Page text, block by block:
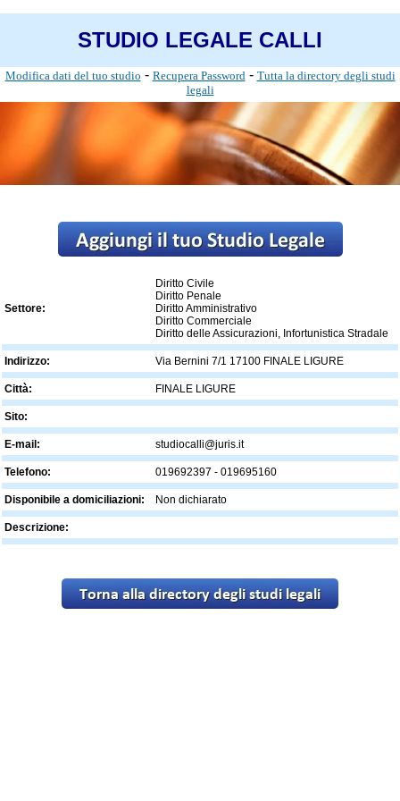
STUDIO LEGALE CALLI
Modifica dati del tuo studio - Recupera Password - Tutta la directory degli studi
legali
Settore:
Diritto Civile
Diritto Penale
Diritto Amministrativo
Diritto Commerciale
Diritto delle Assicurazioni, Infortunistica Stradale
Indirizzo: Via Bernini 7/1 17100 FINALE LIGURE
Città: FINALE LIGURE
Sito:
E-mail: studiocalli@juris.it
Telefono: 019692397 - 019695160
Disponibile a domiciliazioni: Non dichiarato
Descrizione: